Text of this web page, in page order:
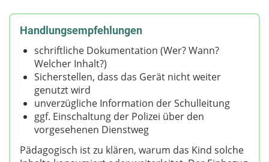
Handlungsempfehlungen
schriftliche Dokumentation (Wer? Wann?
Welcher Inhalt?)
Sicherstellen, dass das Gerät nicht weiter
genutzt wird
unverzügliche Information der Schulleitung
ggf. Einschaltung der Polizei über den
vorgesehenen Dienstweg
Pädagogisch ist zu klären, warum das Kind solche